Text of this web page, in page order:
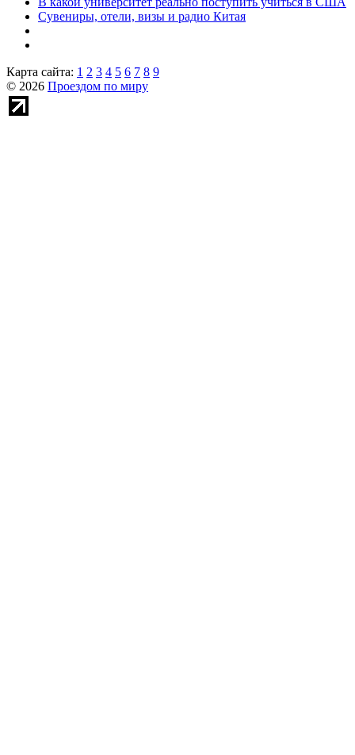
Сувениры, отели, визы и радио Китая
Карта сайта: 1 2 3 4 5 6 7 8 9
© 2026 Проездом по миру